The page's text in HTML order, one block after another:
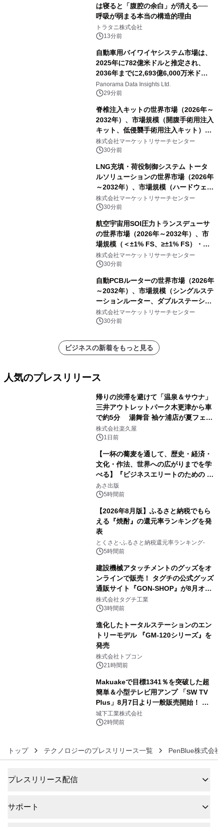
は寝ると「腹腔の余白」が消える──
呼吸が弱まる本当の構造的理由
トラタニ株式会社
13分前
自動車用バイワイヤシステム市場は、
2025年に782億米ドルと推定され、
2036年までに2,693億6,000万米ドル
に達すると予測されており、予測期間
（2026年～2036年）
Panorama Data Insights Ltd.
29分前
脊椎注入キットの世界市場（2026年～
2032年）、市場規模（開腹手術用注入
キット、低侵襲手術用注入キット）・
分析レポートを発表
株式会社マーケットリサーチセンター
30分前
LNG充填・荷役制御システム トータ
ルソリューションの世界市場（2026年
～2032年）、市場規模（ハードウェ
ア、ソフトウェア、サービス）・分析
レポートを発表
株式会社マーケットリサーチセンター
30分前
航空宇宙用SOI圧力トランスデューサ
の世界市場（2026年～2032年）、市
場規模（＜±1% FS、≥±1% FS）・分
析レポートを発表
株式会社マーケットリサーチセンター
30分前
自動PCBルーターの世界市場（2026年
～2032年）、市場規模（シングルステ
ーションルーター、ダブルステーショ
ンルーター）・分析レポートを発表
株式会社マーケットリサーチセンター
30分前
ビジネスの新着をもっと見る
人気のプレスリリース
帰りの渋滞を避けて「温泉＆サウナ」
三井アウトレットパーク木更津から車
で約5分 湯舞音 袖ケ浦店が夏フェア
メニューを提供
株式会社楽久屋
1日前
【一杯の蕎麦を通して、歴史・経済・
文化・作法、世界への広がりまでを学
べる】『ビジネスエリートのための 教
養としての蕎麦』2026年8月25日
（火）発売
あさ出版
5時間前
【2026年8月版】ふるさと納税でもら
える『焼酎』の還元率ランキングを発
表
とくさと-ふるさと納税還元率ランキング-
5時間前
建設機械アタッチメントのグッズをオ
ンラインで販売！ タグチの公式グッズ
通販サイト『GON-SHOP』が8月オー
プン
株式会社タグチ工業
3時間前
進化したトータルステーションのエン
トリーモデル 『GM-120シリーズ』を
発売
株式会社トプコン
21時間前
Makuakeで目標1341％を突破した超
簡単＆小型テレビ用アンプ 「SW TV
Plus」8月7日より一般販売開始！ ケ
ーブル1本つなぐだけ、テレビの音が
ぐっと豊かに
城下工業株式会社
2時間前
トップ テクノロジーのプレスリリース一覧 PenBlue株式会
プレスリリース配信
サポート